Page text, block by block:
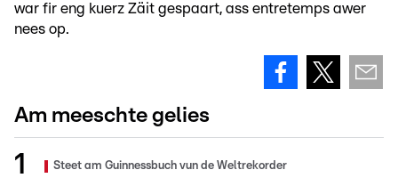
war fir eng kuerz Zäit gespaart, ass entretemps awer
nees op.
Am meeschte gelies
Steet am Guinnessbuch vun de Weltrekorder